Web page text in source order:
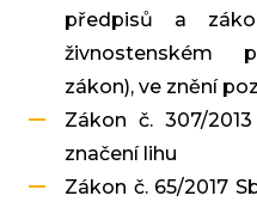
předpisů a
živnostenském
zákon), ve znění
Zákon č. 307/
značení lihu
Zákon č. 65/2017